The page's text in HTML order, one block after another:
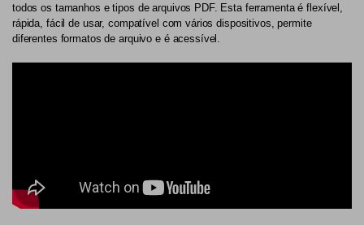
todos os tamanhos e tipos de arquivos PDF. Esta ferramenta é flexível,
rápida, fácil de usar, compatível com vários dispositivos, permite
diferentes formatos de arquivo e é acessível.